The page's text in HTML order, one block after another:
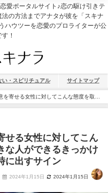
愛ポータルサイト♪恋の駆け引きテ
の方法までアナタが彼を「スキナ
ハウツーを恋愛のプロライターが公
！
い・スピリチュアル サイトマップ
を寄せる女性に対してこんな態度を取
気づいてほしい時に出すサイン
せる女性に対してこん
な人ができるきっかけ
に出すサイン
2024年1月15日 2024年1月15日